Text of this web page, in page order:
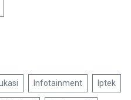
Infotainment Iptek